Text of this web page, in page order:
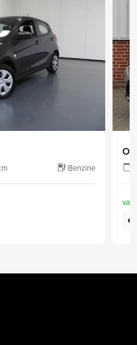
Benzine
va.
€